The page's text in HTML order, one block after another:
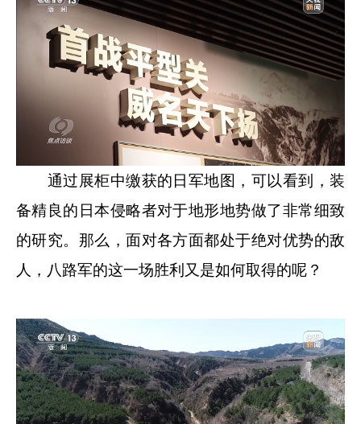
通过展柜中缴获的日军地图，可以看到，装
备精良的日本侵略者对于地形地势做了非常细致
的研究。那么，面对各方面都处于绝对优势的敌
人，八路军的这一场胜利又是如何取得的呢？